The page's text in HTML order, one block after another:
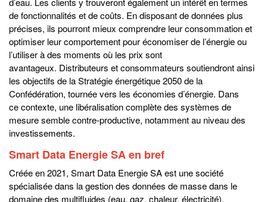
de fonctionnalités et de coûts. En disposant de données plus
précises, ils pourront mieux comprendre leur consommation et
optimiser leur comportement pour économiser de l’énergie ou
l’utiliser à des moments où les prix sont
avantageux. Distributeurs et consommateurs soutiendront ainsi
les objectifs de la Stratégie énergétique 2050 de la
Confédération, tournée vers les économies d’énergie. Dans
ce contexte, une libéralisation complète des systèmes de
mesure semble contre-productive, notamment au niveau des
investissements.
Smart Data Energie SA en bref
Créée en 2021, Smart Data Energie SA est une société
spécialisée dans la gestion des données de masse dans le
domaine des multifluides (eau, gaz, chaleur, électricité).